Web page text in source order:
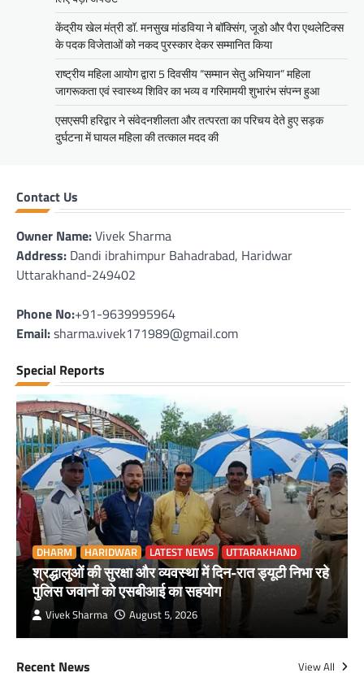
केंद्रीय खेल मंत्री डॉ. मनसुख मांडविया ने बॉक्सिंग, जूडो और पैरा एथलेटिक्स
के पदक विजेताओं को नकद पुरस्कार देकर सम्मानित किया
राष्ट्रीय महिला आयोग द्वारा 5 दिवसीय “सम्मान सेतु अभियान” महिला
जागरूकता एवं स्वास्थ्य शिविर का भव्य व गरिमामयी शुभारंभ संपन्न हुआ
एसएसपी हरिद्वार ने संवेदनशीलता और तत्परता का परिचय देते हुए सड़क
दुर्घटना में घायल महिला की तत्काल मदद की
Contact Us
Owner Name:Vivek Sharma
Address: Dandi ibrahimpur Bahadrabad, Haridwar
Uttarakhand-249402
Phone No:+91-9639995964
Email:sharma.vivek171989@gmail.com
Special Reports
DHARM HARIDWAR LATEST NEWS UTTARAKHAND
श्रद्धालुओं की सुरक्षा और व्यवस्था में दिन-रात ड्यूटी निभा रहे
पुलिस जवानों को एसबीआई का सहयोग
Vivek Sharma August 5, 2026
Recent News View All